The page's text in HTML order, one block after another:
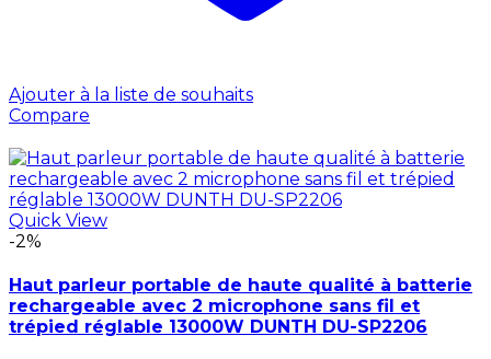
Ajouter à la liste de souhaits
Compare
Quick View
-2%
Haut parleur portable de haute qualité à batterie
rechargeable avec 2 microphone sans fil et
trépied réglable 13000W DUNTH DU-SP2206